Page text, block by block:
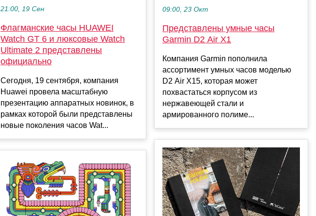
21:00, 19 Сен
Флагманские часы HUAWEI
Watch GT 6 и люксовые Watch
Ultimate 2 представлены
официально
Сегодня, 19 сентября, компания
Huawei провела масштабную
презентацию аппаратных новинок, в
рамках которой были представлены
новые поколения часов Wat...
09:00, 23 Окт
Представлены умные часы
Garmin D2 Air X1
Компания Garmin пополнила
ассортимент умных часов моделью
D2 Air X15, которая может
похвастаться корпусом из
нержавеющей стали и
армированного полиме...